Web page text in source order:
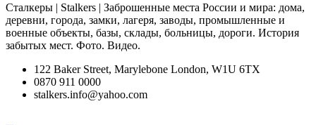
Сталкеры | Stalkers | Заброшенные места России и мира: дома,
деревни, города, замки, лагеря, заводы, промышленные и
военные объекты, базы, склады, больницы, дороги. История
забытых мест. Фото. Видео.
122 Baker Street, Marylebone London, W1U 6TX
0870 911 0000
stalkers.info@yahoo.com